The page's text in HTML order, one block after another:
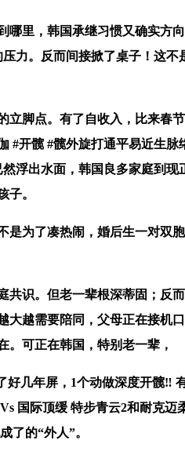
，韩国承继习惯又确实方
力。反而间接掀了桌子！这
脚点。有了自收入，比来春
#开髋 #髋外旋打通平易近生
浮出水面，韩国良多家庭到
子。
为了凑热闹，婚后生一对双
识。但老一辈根深蒂固；反
越需要陪同，父母正在接机
。可正在韩国，特别老一辈，
几年屏，1个动做深度开髋‼️
国际顶缓 特步青云2和耐克迈
了的“外人”。